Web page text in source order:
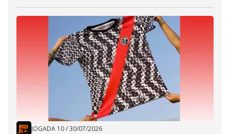
JOGADA 10/30/07/2026